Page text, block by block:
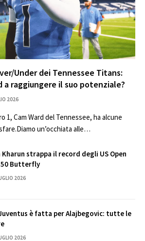
Under dei Tennessee Titans:
a raggiungere il suo potenziale?
2026
1, Cam Ward del Tennessee, ha alcune
un’occhiata alle…
Kharun strappa il record degli US Open
50 Butterfly
2026
è fatta per Alajbegovic: tutte le
2026